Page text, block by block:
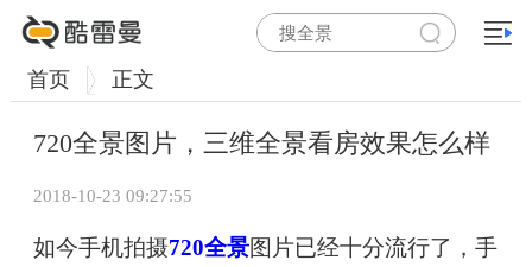
首页 正文
720全景图片，三维全景看房效果怎么样
2018-10-23 09:27:55
如今手机拍摄720全景图片已经十分流行了，手